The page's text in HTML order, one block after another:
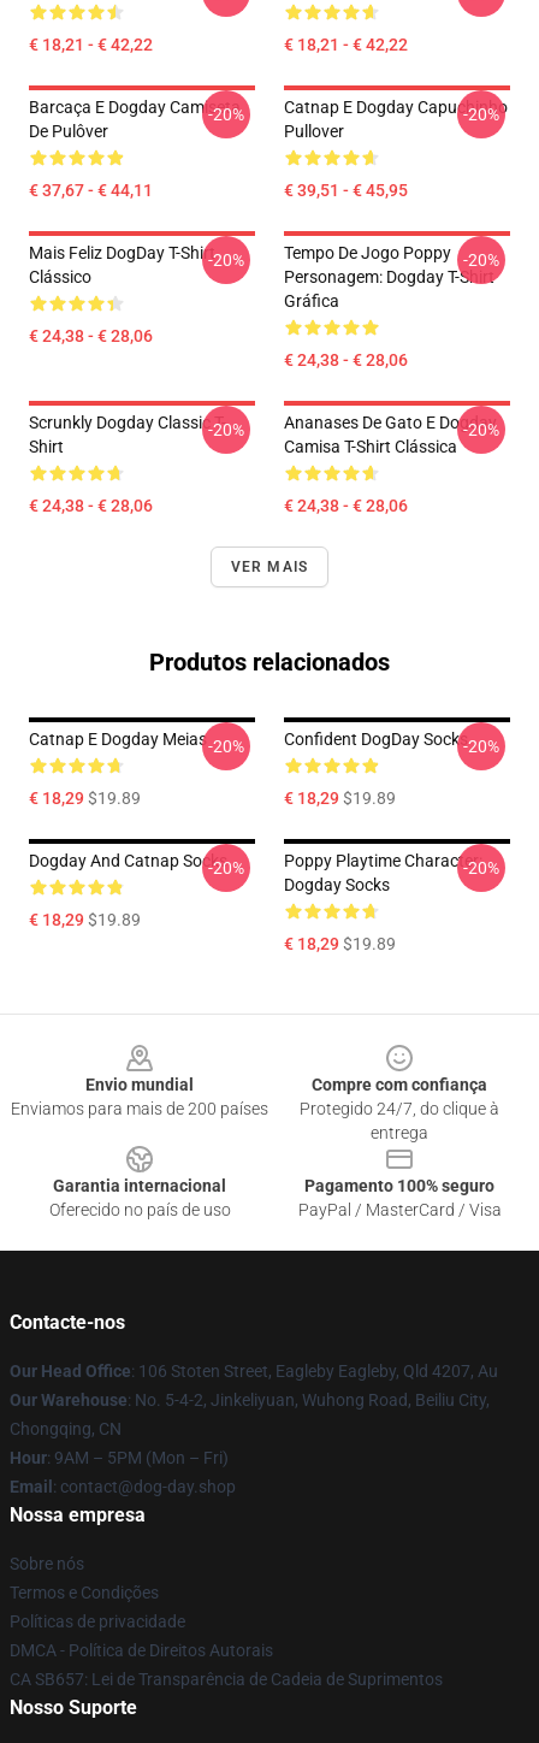
€ 18,21 - € 42,22 € 18,21 - € 42,22
Barcaça E Dogday Camiseta
De Pulôver
€ 37,67 - € 44,11
-20%
Catnap E Dogday Capuchinho
Pullover
€ 39,51 - € 45,95
-20%
Mais Feliz DogDay T-Shirt
Clássico
€ 24,38 - € 28,06
-20%
Tempo De Jogo Poppy
Personagem: Dogday T-Shirt
Gráfica
€ 24,38 - € 28,06
-20%
Scrunkly Dogday Classic T-
Shirt
€ 24,38 - € 28,06
-20%
Ananases De Gato E Dogday
Camisa T-Shirt Clássica
€ 24,38 - € 28,06
-20%
VER MAIS
Produtos relacionados
Catnap E Dogday Meias
€ 18,29$19.89
-20% Confident DogDay Socks
€ 18,29$19.89
-20%
Dogday And Catnap Socks
€ 18,29$19.89
-20%
Poppy Playtime Character:
Dogday Socks
€ 18,29$19.89
-20%
Envio mundial
Enviamos para mais de 200 países
Compre com confiança
Protegido 24/7, do clique à
entrega
Garantia internacional
Oferecido no país de uso
Pagamento 100% seguro
PayPal / MasterCard / Visa
Contacte-nos
Our Head Office: 106 Stoten Street, Eagleby Eagleby, Qld 4207, Au
Our Warehouse: No. 5-4-2, Jinkeliyuan, Wuhong Road, Beiliu City,
Chongqing, CN
Hour: 9AM – 5PM (Mon – Fri)
Email : contact@dog-day.shop
Nossa empresa
Sobre nós
Termos e Condições
Políticas de privacidade
DMCA - Política de Direitos Autorais
CA SB657: Lei de Transparência de Cadeia de Suprimentos
Nosso Suporte